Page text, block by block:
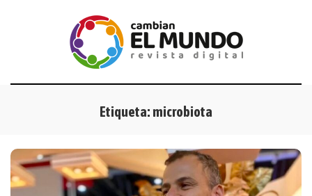
Etiqueta:microbiota